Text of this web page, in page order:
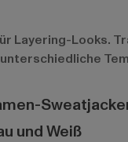
Layering-Looks.
und Weiß